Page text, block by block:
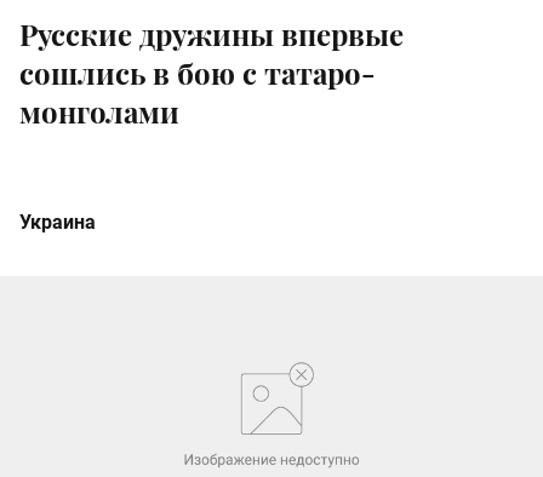
Русские дружины впервые
сошлись в бою с татаро-
монголами
Украина